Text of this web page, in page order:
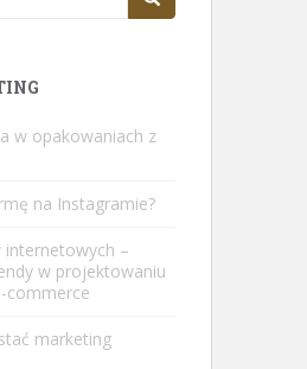
w opakowaniach z
na Instagramie?
–
w projektowaniu
commerce
marketing